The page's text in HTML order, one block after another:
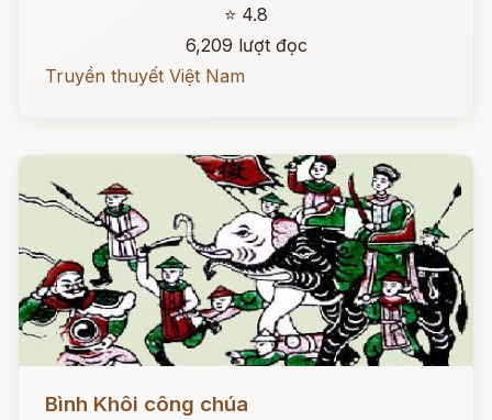
⭐ 4.8
6,209 lượt đọc
Truyền thuyết Việt Nam
Bình Khôi công chúa